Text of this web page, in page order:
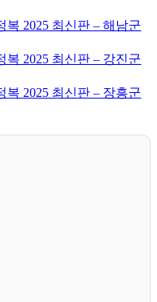
2025 최신판 – 해남군
2025 최신판 – 강진군
2025 최신판 – 장흥군